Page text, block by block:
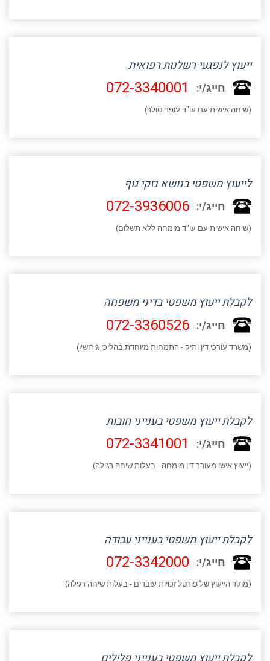
ייעוץ לנפגעי רשלנות רפואית
חייג/י: 072-3340001
(שיחה אישית עם עו"ד עופר סולר)
לייעוץ משפטי בנושא נזקי גוף
חייג/י: 072-3936006
(שיחה אישית עם עו"ד מומחה ללא תשלום)
לקבלת ייעוץ משפטי בדיני משפחה
חייג/י: 072-3360526
(משרד עורכי דין ותיק - התמחות מיוחדת בהליכי גירושין)
לקבלת ייעוץ משפטי בענייני חובות
חייג/י: 072-3341001
(ייעוץ אישי מעורך דין מומחה - בעלות שיחה רגילה)
לקבלת ייעוץ משפטי בענייני עבודה
חייג/י: 072-3342000
(מוקד הייעוץ של פורטל זכויות עובדים - בעלות שיחה רגילה)